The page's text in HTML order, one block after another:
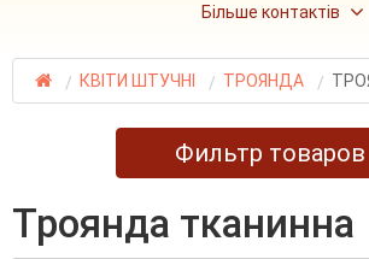
Більше контактів
КВІТИ ШТУЧНІ ТРОЯНДА
Фильтр товаров
троянда тканинна